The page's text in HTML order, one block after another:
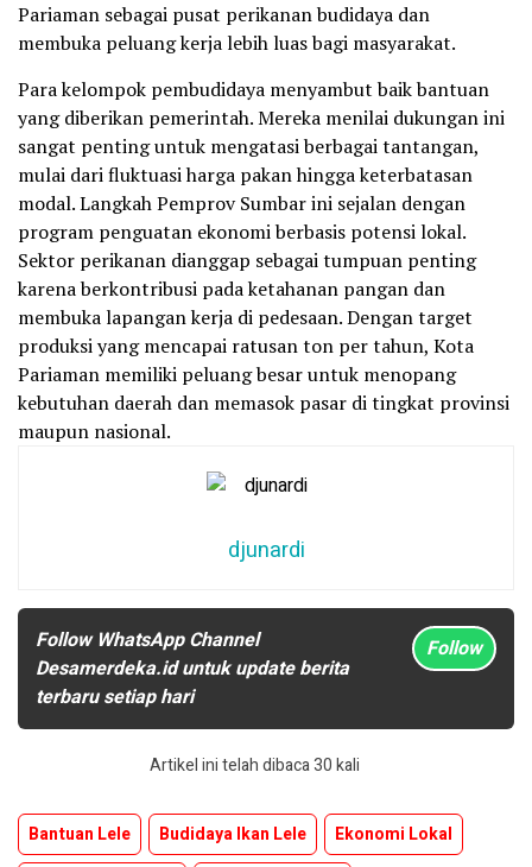
Pariaman sebagai pusat perikanan budidaya dan
membuka peluang kerja lebih luas bagi masyarakat.
Para kelompok pembudidaya menyambut baik bantuan
yang diberikan pemerintah. Mereka menilai dukungan ini
sangat penting untuk mengatasi berbagai tantangan,
mulai dari fluktuasi harga pakan hingga keterbatasan
modal. Langkah Pemprov Sumbar ini sejalan dengan
program penguatan ekonomi berbasis potensi lokal.
Sektor perikanan dianggap sebagai tumpuan penting
karena berkontribusi pada ketahanan pangan dan
membuka lapangan kerja di pedesaan. Dengan target
produksi yang mencapai ratusan ton per tahun, Kota
Pariaman memiliki peluang besar untuk menopang
kebutuhan daerah dan memasok pasar di tingkat provinsi
maupun nasional.
djunardi
Follow WhatsApp Channel
Desamerdeka.id untuk update berita
terbaru setiap hari
Follow
Artikel ini telah dibaca 30 kali
Bantuan Lele Budidaya Ikan Lele Ekonomi Lokal